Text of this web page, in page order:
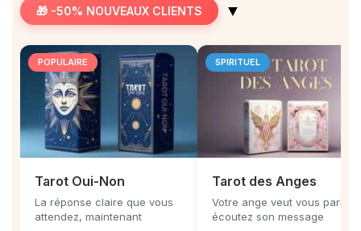
🎁 -50% NOUVEAUX CLIENTS ▼
POPULAIRE
Tarot Oui-Non
La réponse claire que vous
attendez, maintenant
SPIRITUEL
Tarot des Anges
Votre ange veut vous parler,
écoutez son message